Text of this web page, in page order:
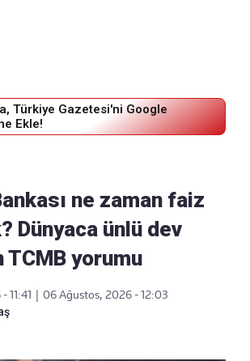
Türkiye Gazetesi'ni Google
Ekle!
ne zaman faiz
Dünyaca ünlü dev
TCMB yorumu
11:41
06 Ağustos, 2026 - 12:03